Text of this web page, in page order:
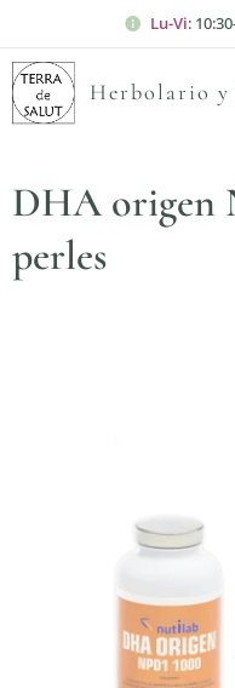
Lu-Vi:
Herbolario y
DHA origen
perles